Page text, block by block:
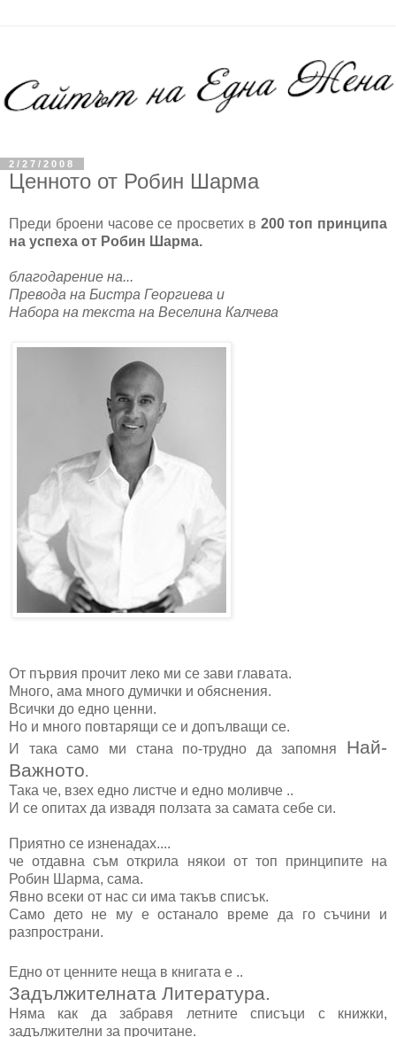
2/27/2008
Ценното от Робин Шарма
Преди броени часове се просветих в 200 топ принципа
на успеха от Робин Шарма.
благодарение на...
Превода на Бистра Георгиева и
Набора на текста на Веселина Калчева
От първия прочит леко ми се зави главата.
Много, ама много думички и обяснения.
Всички до едно ценни.
Но и много повтарящи се и допълващи се.
И така само ми стана по-трудно да запомня Най-
Важното.
Така че, взех едно листче и едно моливче ..
И се опитах да извадя ползата за самата себе си.
Приятно се изненадах....
че отдавна съм открила някои от топ принципите на
Робин Шарма, сама.
Явно всеки от нас си има такъв списък.
Само дето не му е останало време да го съчини и
разпространи.
Едно от ценните неща в книгата е ..
Задължителната Литература.
Няма как да забравя летните списъци с книжки,
задължителни за прочитане.